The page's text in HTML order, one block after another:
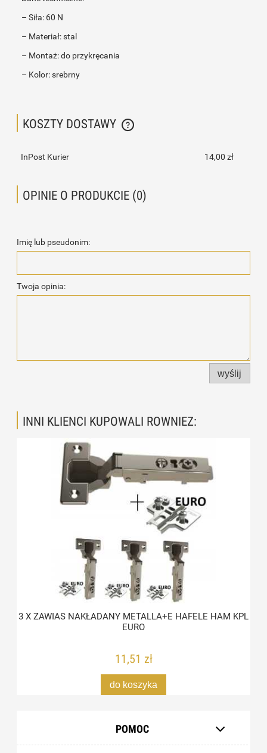
– Siła: 60 N
– Materiał: stal
– Montaż: do przykręcania
– Kolor: srebrny
KOSZTY DOSTAWY
CENA NIE ZAWIERA EWENTUALNYCH KOSZTÓW PŁATNOŚCI
InPost Kurier 14,00 zł
OPINIE O PRODUKCIE (0)
Imię lub pseudonim:
Twoja opinia:
wyślij
INNI KLIENCI KUPOWALI ROWNIEZ:
3 X ZAWIAS NAKŁADANY METALLA+E HAFELE HAM KPL
EURO
11,51 zł
do koszyka
POMOC